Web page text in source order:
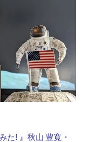
た! 』秋山 豊寛・